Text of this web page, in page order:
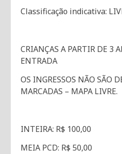
Classificação indicativa:
CRIANÇAS A PARTIR DE 3
ENTRADA
OS INGRESSOS NÃO SÃO
MARCADAS – MAPA LIVRE.
INTEIRA: R$ 100,00
MEIA PCD: R$ 50,00